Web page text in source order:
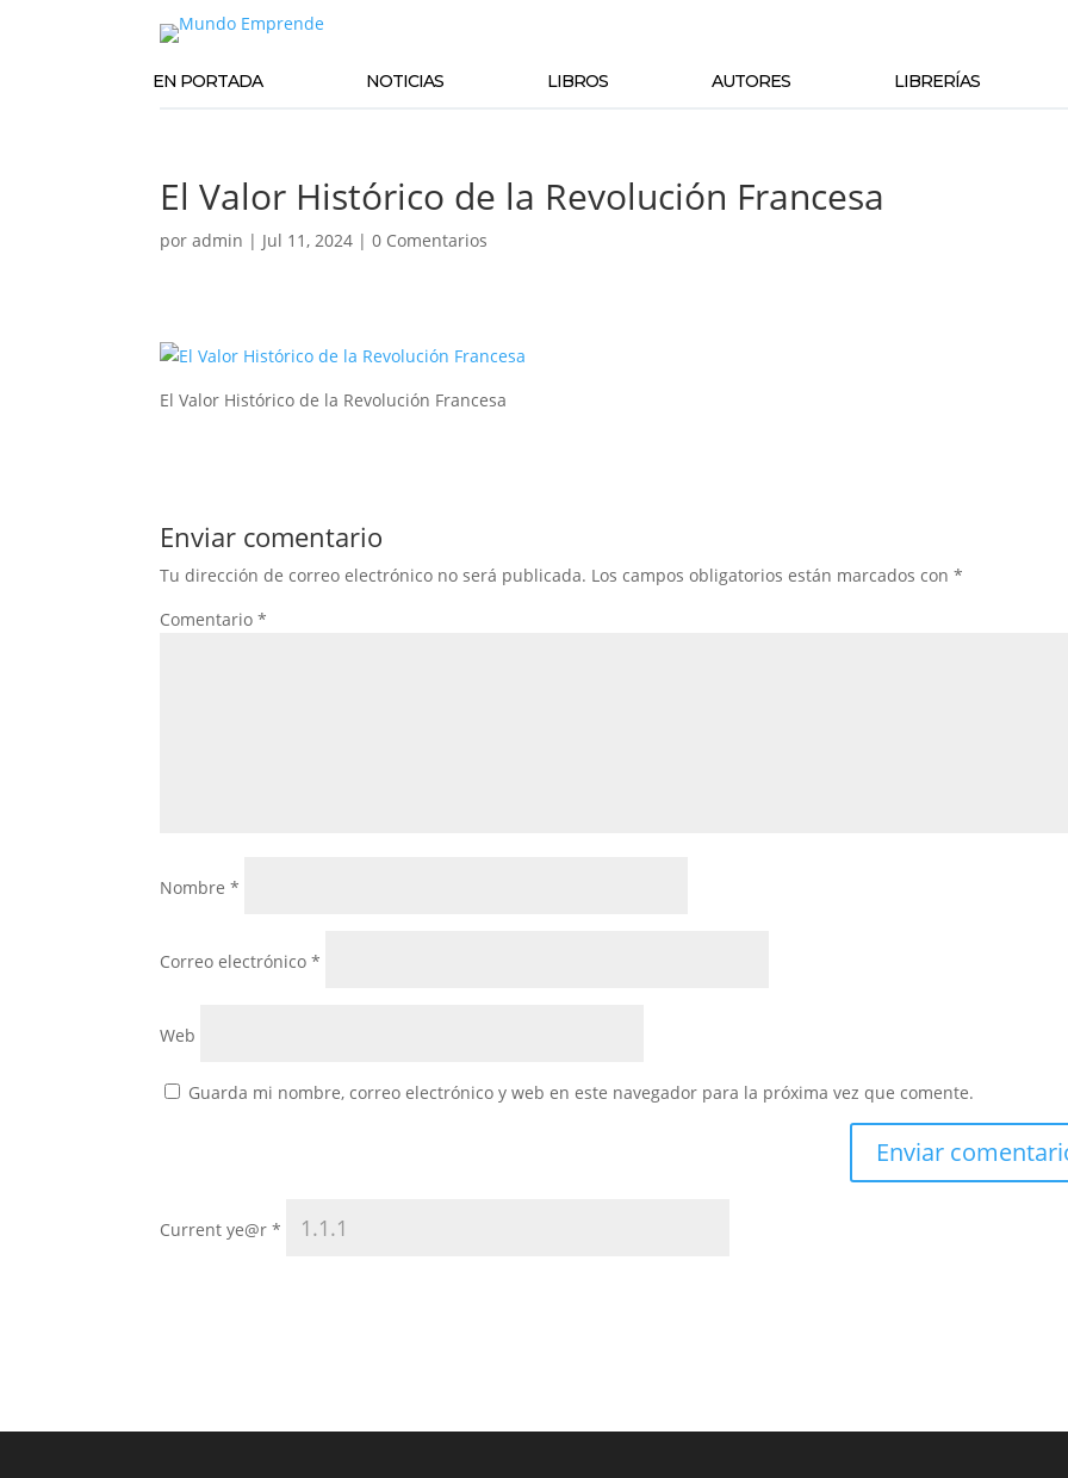
EN PORTADA NOTICIAS LIBROS AUTORES LIBRERÍAS
El Valor Histórico de la Revolución Francesa
poradmin | Jul 11, 2024 |0 Comentarios
El Valor Histórico de la Revolución Francesa
Enviar comentario
Tu dirección de correo electrónico no será publicada. Los campos obligatorios están marcados con*
Comentario*
Nombre*
Correo electrónico*
Web
Guarda mi nombre, correo electrónico y web en este navegador para la próxima vez que comente.
Current ye@r*